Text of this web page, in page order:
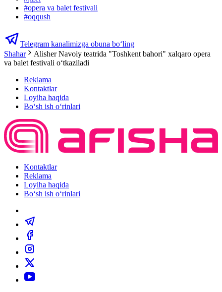
#opera va balet festivali
#oqqush
Telegram kanalimizga obuna bo‘ling
Shahar
Alisher Navoiy teatrida "Toshkent bahori" xalqaro opera
va balet festivali oʻtkaziladi
Reklama
Kontaktlar
Loyiha haqida
Bo‘sh ish o‘rinlari
Kontaktlar
Reklama
Loyiha haqida
Bo‘sh ish o‘rinlari